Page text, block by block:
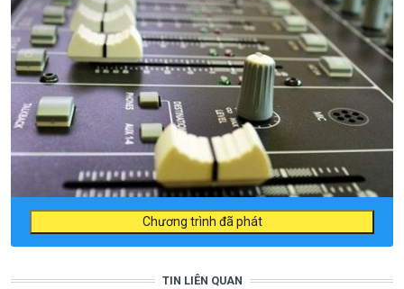
Chương trình đã phát
TIN LIÊN QUAN